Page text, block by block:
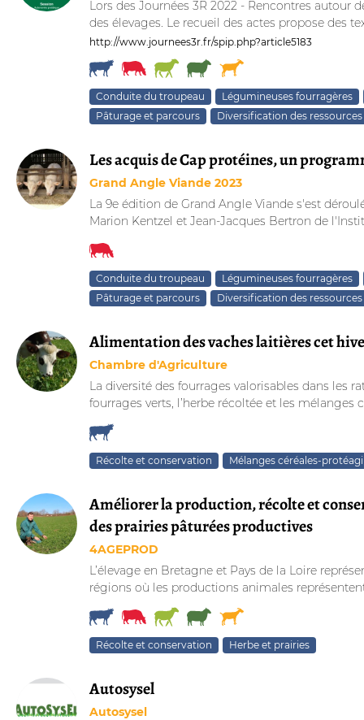
Lors des Journées 3R 2022 - Rencontres
des élevages. Le recueil des actes propose des
http://www.journees3r.fr/spip.php?article5183
Conduite du troupeau
Légumineuses fourragères
Pâturage et parcours
Diversification des
Les acquis de Cap protéines, un
Grand Angle Viande 2023
La 9e édition de Grand Angle Viande s'est
Marion Kentzel et Jean-Jacques Bertron de
Conduite du troupeau
Légumineuses fourragères
Pâturage et parcours
Diversification des
Alimentation des vaches laitières cet
Chambre d'Agriculture
La diversité des fourrages valorisables dans les
fourrages verts, l’herbe récoltée et les mélanges
Récolte et conservation Mélanges céréales-
Améliorer la production, récolte et
des prairies pâturées productives
4AGEPROD
L’élevage en Bretagne et Pays de la Loire
régions où les productions animales
Récolte et conservation Herbe et prairies
Autosysel
Autosysel